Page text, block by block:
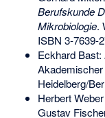
Berufskunde
Mikrobiologie.
ISBN 3-7639-
Eckhard Bast:
Heidelberg/
Herbert
Gustav